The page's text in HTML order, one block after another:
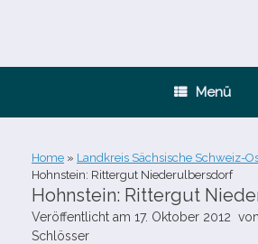
Menü
Home » Landkreis Sächsische Schweiz-
Hohnstein: Rittergut Niederulbersdorf
Hohnstein: Rittergut
Veröffentlicht am 17. Oktober 2012 von
Schlösser